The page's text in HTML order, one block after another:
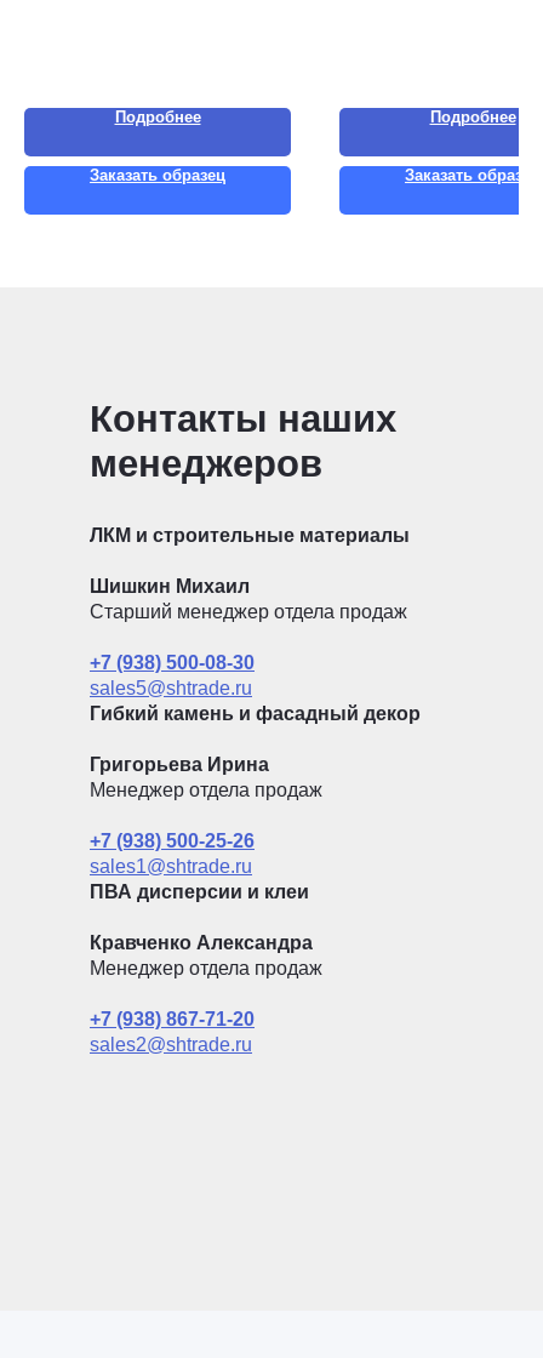
Подробнее
Заказать образец
Подробнее
Заказать образец
Контакты наших
менеджеров
ЛКМ и строительные материалы
Шишкин Михаил
Старший менеджер отдела продаж
+7 (938) 500-08-30
sales5@shtrade.ru
Гибкий камень и фасадный декор
Григорьева Ирина
Менеджер отдела продаж
+7 (938) 500-25-26
sales1@shtrade.ru
ПВА дисперсии и клеи
Кравченко Александра
Менеджер отдела продаж
+7 (938) 867-71-20
sales2@shtrade.ru